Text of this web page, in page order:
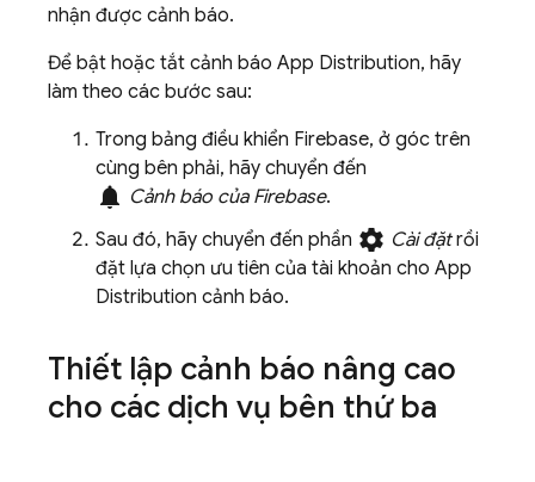
nhận được cảnh báo.
Để bật hoặc tắt cảnh báo App Distribution, hãy
làm theo các bước sau:
Trong bảng điều khiển Firebase, ở góc trên
cùng bên phải, hãy chuyển đến
notifications Cảnh báo của Firebase.
Sau đó, hãy chuyển đến phần settings Cài đặtrồi
đặt lựa chọn ưu tiên của tài khoản cho App
Distribution cảnh báo.
Thiết lập cảnh báo nâng cao
cho các dịch vụ bên thứ ba